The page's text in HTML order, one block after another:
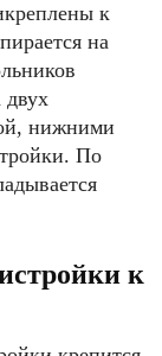
к
на
двух
нижними
По
к